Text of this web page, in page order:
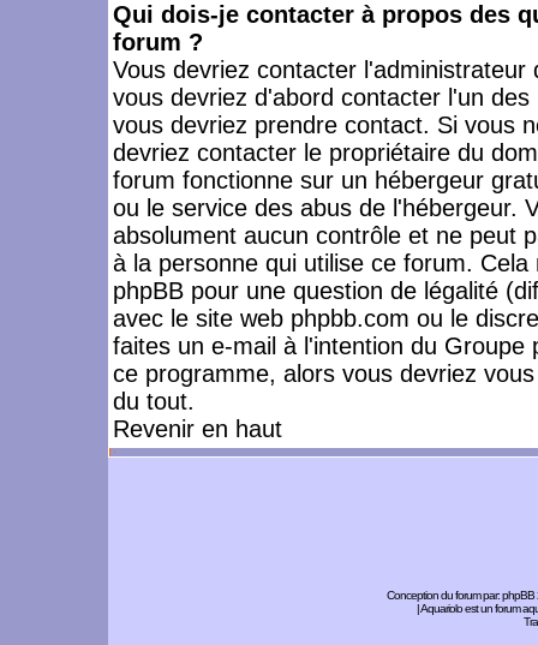
Qui dois-je contacter à propos des
forum ?
Vous devriez contacter
vous devriez d'abord contacter l'un
vous devriez prendre contact. Si vous
devriez contacter le propriétaire du
forum fonctionne sur un hébergeur
ou le service des abus de l'hébergeur.
absolument aucun contrôle et ne peut
à la personne qui utilise ce forum.
phpBB pour une question de légalité
avec le site web phpbb.com ou le
faites un e-mail à l'intention du
ce programme, alors vous devriez
du tout.
Revenir en haut
Conception du forum par:phpBB
| Aquariolo est un forum